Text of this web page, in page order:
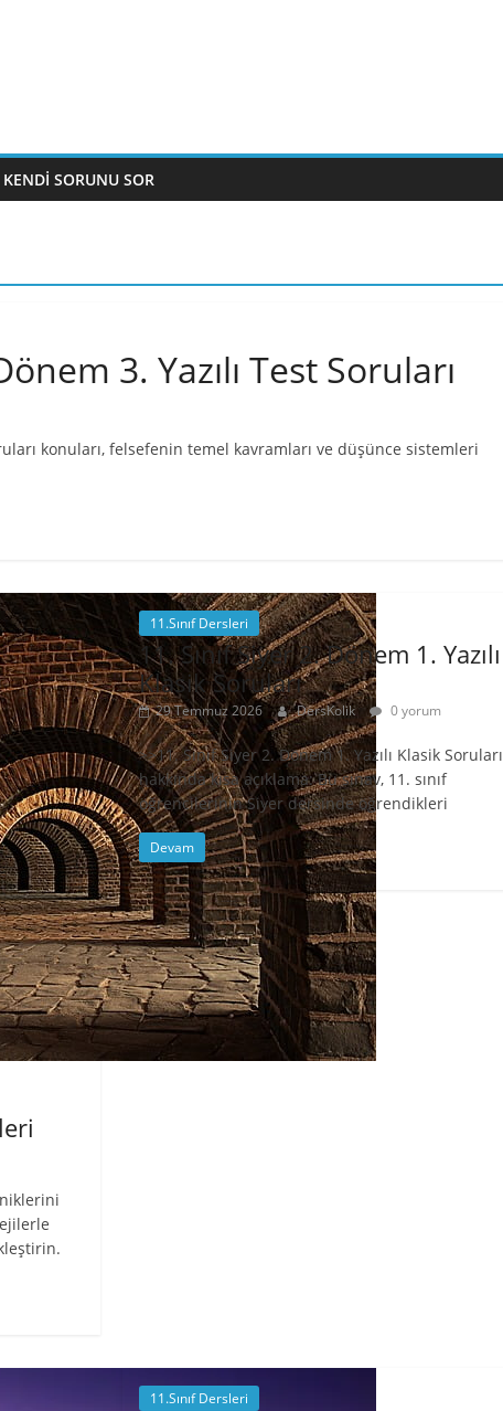
KENDI SORUNU SOR
3. Yazılı Test Soruları
konuları, felsefenin temel kavramları ve düşünce sistemleri
11.Sınıf Dersleri
11. Sınıf Siyer 2. Dönem 1. Yazılı
Klasik Soruları
29 Temmuz 2026 DersKolik 0 yorum
>>11. Sınıf Siyer 2. Dönem 1. Yazılı Klasik Soruları
hakkında kısa açıklama: Bu sınav, 11. sınıf
öğrencilerinin Siyer dersinde öğrendikleri
Devam
11.Sınıf Dersleri